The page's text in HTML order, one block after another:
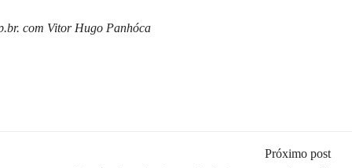
com Vitor Hugo Panhóca
Próximo post